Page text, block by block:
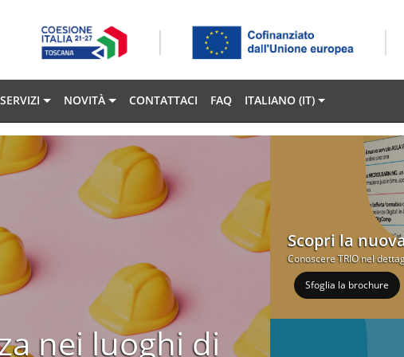
SERVIZI NOVITÀ CONTATTACI FAQ ITALIANO ‎(IT)‎
nei luoghi di
Scopri la
Conoscere TRIO nel
Sfoglia la brochure